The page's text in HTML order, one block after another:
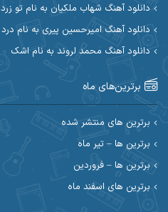
ابی حسینی
احسان آیینفر
احسان امیدوار
احسان حیدری
احسان رمضانی
احسان کریمی
دانلود آهنگ شهاب ملکیان به نام تو زرد
دانلود آهنگ امیرحسین پیری به نام درد
دانلود آهنگ محمد لروند به نام اشک
برترین‌های ماه
برترین های منتشر شده
برترین ها – تیر ماه
برترین ها – فروردین
برترین های اسفند ماه